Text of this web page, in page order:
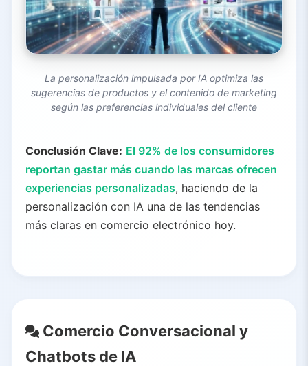
La personalización impulsada por IA optimiza las
sugerencias de productos y el contenido de marketing
según las preferencias individuales del cliente
Conclusión Clave: El 92% de los consumidores
reportan gastar más cuando las marcas ofrecen
experiencias personalizadas, haciendo de la
personalización con IA una de las tendencias
más claras en comercio electrónico hoy.
Comercio Conversacional y
Chatbots de IA